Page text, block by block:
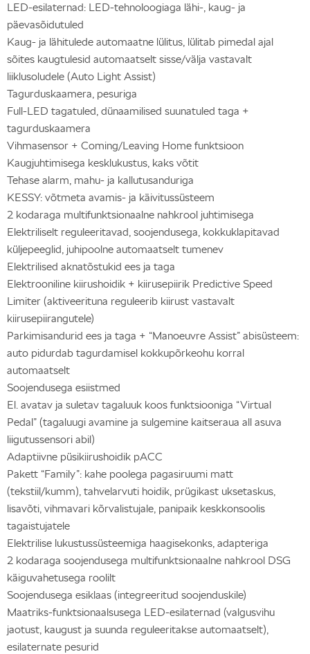
LED-esilaternad: LED-tehnoloogiaga lähi-, kaug- ja
päevasõidutuled
Kaug- ja lähitulede automaatne lülitus, lülitab pimedal ajal
sõites kaugtulesid automaatselt sisse/välja vastavalt
liiklusoludele (Auto Light Assist)
Tagurduskaamera, pesuriga
Full-LED tagatuled, dünaamilised suunatuled taga +
tagurduskaamera
Vihmasensor + Coming/Leaving Home funktsioon
Kaugjuhtimisega kesklukustus, kaks võtit
Tehase alarm, mahu- ja kallutusanduriga
KESSY: võtmeta avamis- ja käivitussüsteem
2 kodaraga multifunktsionaalne nahkrool juhtimisega
Elektriliselt reguleeritavad, soojendusega, kokkuklapitavad
küljepeeglid, juhipoolne automaatselt tumenev
Elektrilised aknatõstukid ees ja taga
Elektrooniline kiirushoidik + kiirusepiirik Predictive Speed
Limiter (aktiveerituna reguleerib kiirust vastavalt
kiirusepiirangutele)
Parkimisandurid ees ja taga + “Manoeuvre Assist” abisüsteem:
auto pidurdab tagurdamisel kokkupõrkeohu korral
automaatselt
Soojendusega esiistmed
El. avatav ja suletav tagaluuk koos funktsiooniga “Virtual
Pedal” (tagaluugi avamine ja sulgemine kaitseraua all asuva
liigutussensori abil)
Adaptiivne püsikiirushoidik pACC
Pakett “Family”: kahe poolega pagasiruumi matt
(tekstiil/kumm), tahvelarvuti hoidik, prügikast uksetaskus,
lisavõti, vihmavari kõrvalistujale, panipaik keskkonsoolis
tagaistujatele
Elektrilise lukustussüsteemiga haagisekonks, adapteriga
2 kodaraga soojendusega multifunktsionaalne nahkrool DSG
käiguvahetusega roolilt
Soojendusega esiklaas (integreeritud soojenduskile)
Maatriks-funktsionaalsusega LED-esilaternad (valgusvihu
jaotust, kaugust ja suunda reguleeritakse automaatselt),
esilaternate pesurid